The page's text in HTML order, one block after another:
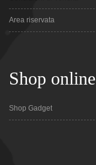
Area riservata
Shop online
Shop Gadget